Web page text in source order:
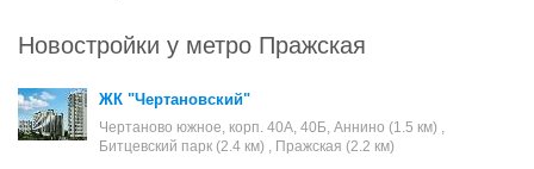
Новостройки у метро Пражская
ЖК "Чертановский"
Чертаново южное, корп. 40А, 40Б, Аннино (1.5 км) ,
Битцевский парк (2.4 км) , Пражская (2.2 км)